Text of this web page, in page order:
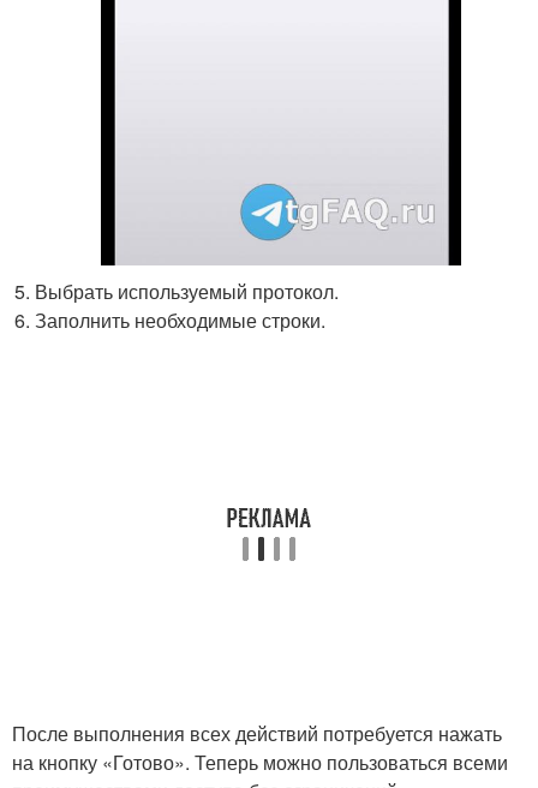
Выбрать используемый протокол.
Заполнить необходимые строки.
После выполнения всех действий потребуется нажать
на кнопку «Готово». Теперь можно пользоваться всеми